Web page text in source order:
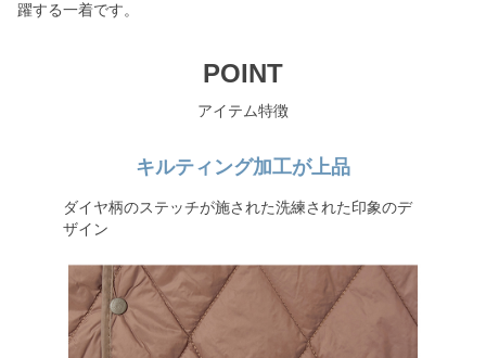
躍する一着です。
POINT
アイテム特徴
キルティング加工が上品
ダイヤ柄のステッチが施された洗練された印象のデ
ザイン